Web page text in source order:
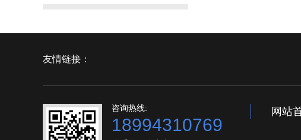
友情链接：
咨询热线:
18994310769
网站